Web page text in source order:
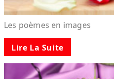
Les poèmes en images
Lire La Suite